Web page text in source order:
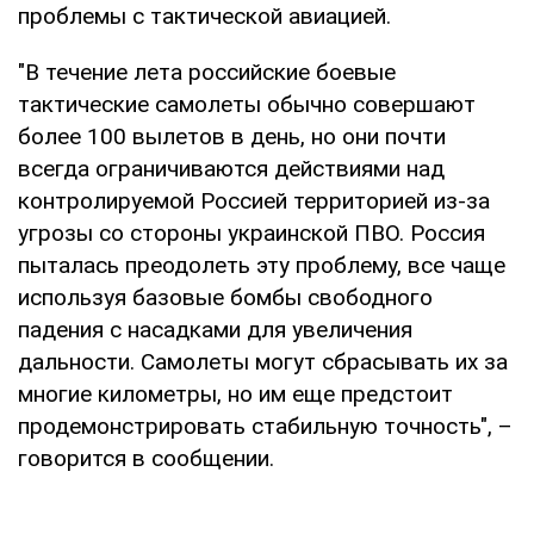
проблемы с тактической авиацией.
"В течение лета российские боевые
тактические самолеты обычно совершают
более 100 вылетов в день, но они почти
всегда ограничиваются действиями над
контролируемой Россией территорией из-за
угрозы со стороны украинской ПВО. Россия
пыталась преодолеть эту проблему, все чаще
используя базовые бомбы свободного
падения с насадками для увеличения
дальности. Самолеты могут сбрасывать их за
многие километры, но им еще предстоит
продемонстрировать стабильную точность", –
говорится в сообщении.